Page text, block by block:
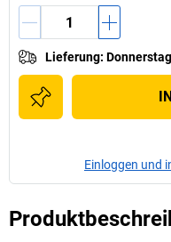
Lieferung:
Einloggen und